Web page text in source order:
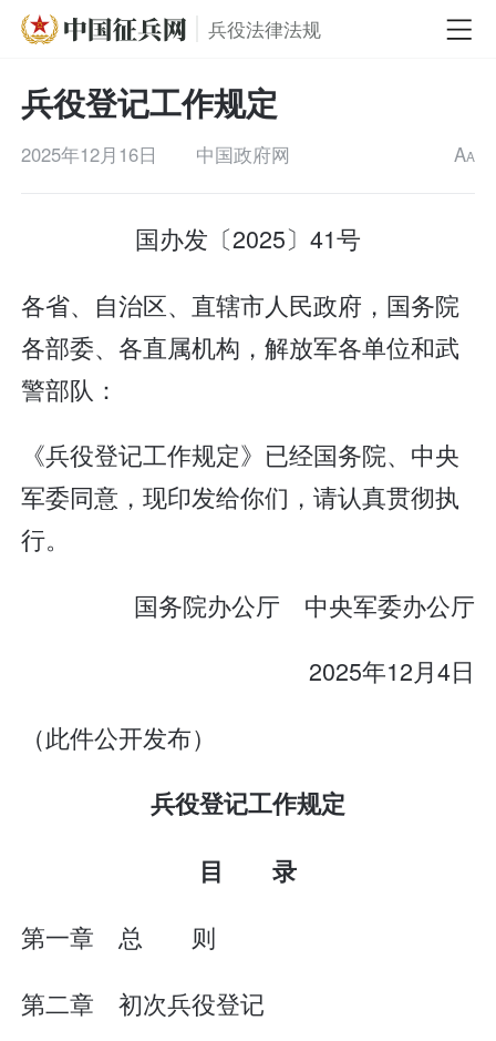
兵役法律法规
兵役登记工作规定
2025年12月16日 中国政府网 AA
国办发〔2025〕41号
各省、自治区、直辖市人民政府，国务院
各部委、各直属机构，解放军各单位和武
警部队：
《兵役登记工作规定》已经国务院、中央
军委同意，现印发给你们，请认真贯彻执
行。
国务院办公厅 中央军委办公厅
2025年12月4日
（此件公开发布）
兵役登记工作规定
目 录
第一章 总 则
第二章 初次兵役登记